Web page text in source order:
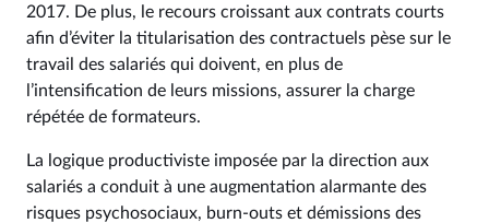
2017. De plus, le recours croissant aux contrats courts
afin d’éviter la titularisation des contractuels pèse sur le
travail des salariés qui doivent, en plus de
l’intensification de leurs missions, assurer la charge
répétée de formateurs.
La logique productiviste imposée par la direction aux
salariés a conduit à une augmentation alarmante des
risques psychosociaux, burn-outs et démissions des